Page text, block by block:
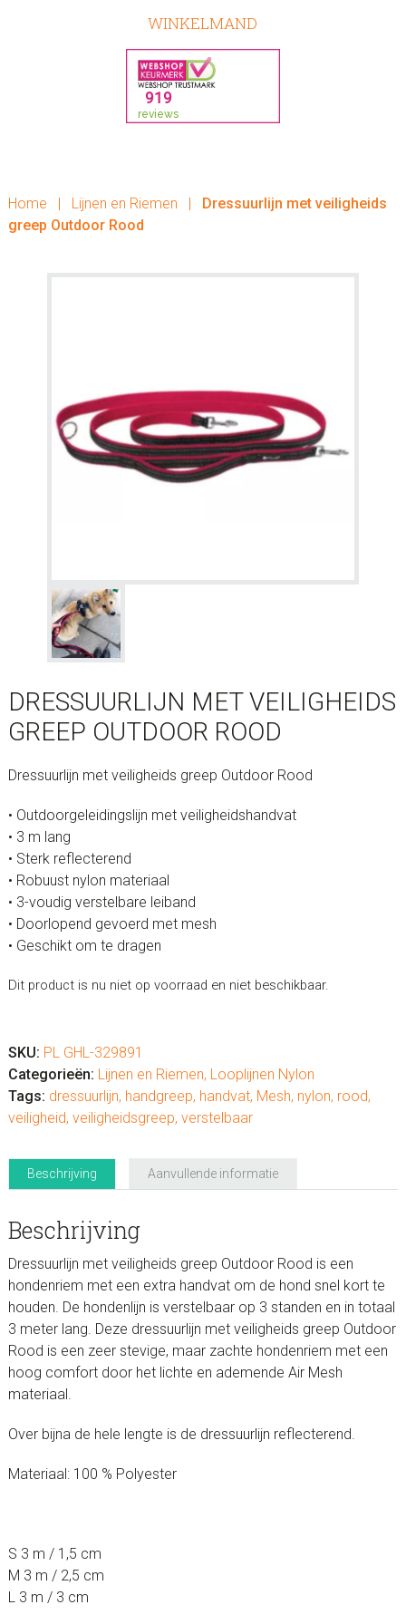
WINKELMAND
Home | Lijnen en Riemen |
Dressuurlijn met veiligheids
greep Outdoor Rood
DRESSUURLIJN MET VEILIGHEIDS
GREEP OUTDOOR ROOD
Dressuurlijn met veiligheids greep Outdoor Rood
• Outdoorgeleidingslijn met veiligheidshandvat
• 3 m lang
• Sterk reflecterend
• Robuust nylon materiaal
• 3-voudig verstelbare leiband
• Doorlopend gevoerd met mesh
• Geschikt om te dragen
Dit product is nu niet op voorraad en niet beschikbaar.
SKU: PL GHL-329891
Categorieën: Lijnen en Riemen, Looplijnen Nylon
Tags: dressuurlijn, handgreep, handvat, Mesh, nylon, rood,
veiligheid, veiligheidsgreep, verstelbaar
Beschrijving Aanvullende informatie
Beschrijving
Dressuurlijn met veiligheids greep Outdoor Rood is een
hondenriem met een extra handvat om de hond snel kort te
houden. De hondenlijn is verstelbaar op 3 standen en in totaal
3 meter lang. Deze dressuurlijn met veiligheids greep Outdoor
Rood is een zeer stevige, maar zachte hondenriem met een
hoog comfort door het lichte en ademende Air Mesh
materiaal.
Over bijna de hele lengte is de dressuurlijn reflecterend.
Materiaal: 100 % Polyester
S 3 m / 1,5 cm
M 3 m / 2,5 cm
L 3 m / 3 cm